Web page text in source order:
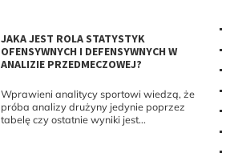
JAKA JEST ROLA STATYSTYK
OFENSYWNYCH I DEFENSYWNYCH W
ANALIZIE PRZEDMECZOWEJ?
Wprawieni analitycy sportowi wiedzą, że
próba analizy drużyny jedynie poprzez
tabelę czy ostatnie wyniki jest...